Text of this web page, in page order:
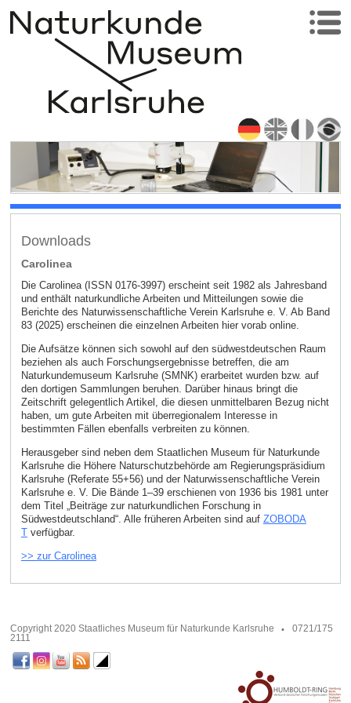
Downloads
Carolinea
Die Carolinea (ISSN 0176-3997) erscheint seit 1982 als Jahresband
und enthält naturkundliche Arbeiten und Mitteilungen sowie die
Berichte des Naturwissenschaftliche Verein Karlsruhe e. V. Ab Band
83 (2025) erscheinen die einzelnen Arbeiten hier vorab online.
Die Aufsätze können sich sowohl auf den südwestdeutschen Raum
beziehen als auch Forschungsergebnisse betreffen, die am
Naturkundemuseum Karlsruhe (SMNK) erarbeitet wurden bzw. auf
den dortigen Sammlungen beruhen. Darüber hinaus bringt die
Zeitschrift gelegentlich Artikel, die diesen unmittelbaren Bezug nicht
haben, um gute Arbeiten mit überregionalem Interesse in
bestimmten Fällen ebenfalls verbreiten zu können.
Herausgeber sind neben dem Staatlichen Museum für Naturkunde
Karlsruhe die Höhere Naturschutzbehörde am Regierungspräsidium
Karlsruhe (Referate 55+56) und der Naturwissenschaftliche Verein
Karlsruhe e. V. Die Bände 1–39 erschienen von 1936 bis 1981 unter
dem Titel „Beiträge zur naturkundlichen Forschung in
Südwestdeutschland“. Alle früheren Arbeiten sind auf ZOBODA
Tverfügbar.
>> zur Carolinea
Copyright 2020 Staatliches Museum für Naturkunde Karlsruhe
0721/175
2111